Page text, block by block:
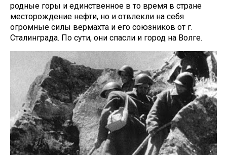
родные горы и единственное в то время в стране
месторождение нефти, но и отвлекли на себя
огромные силы вермахта и его союзников от г.
Сталинграда. По сути, они спасли и город на Волге.